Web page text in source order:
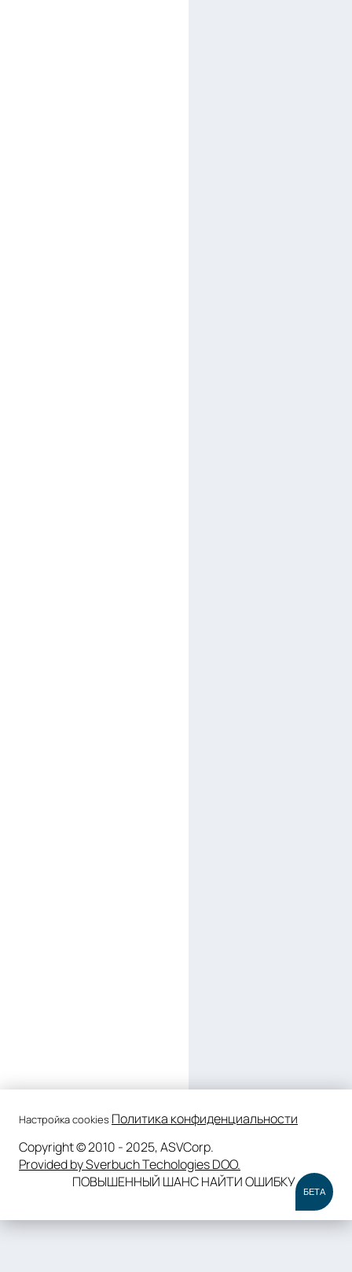
Настройка cookies Политика конфиденциальности
Copyright © 2010 - 2025, ASVCorp.
Provided by Sverbuch Techologies DOO.
ПОВЫШЕННЫЙ ШАНС НАЙТИ ОШИБКУ
БЕТА